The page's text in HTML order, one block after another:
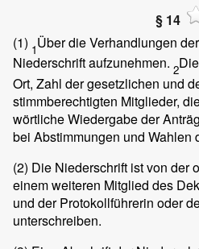
§ 14
(1) 1Über die Verhandlungen
Niederschrift aufzunehmen. 2
Ort, Zahl der gesetzlichen und
stimmberechtigten Mitglieder,
wörtliche Wiedergabe der
bei Abstimmungen und Wahlen
(2) Die Niederschrift ist von der
einem weiteren Mitglied des
und der Protokollführerin oder
unterschreiben.